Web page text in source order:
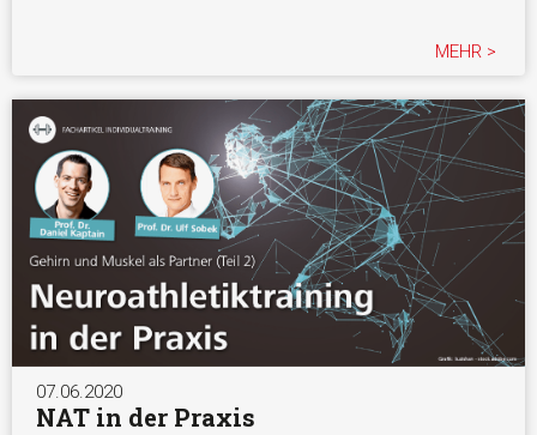
MEHR >
07.06.2020
NAT in der Praxis